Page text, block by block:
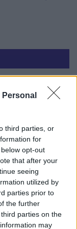
third parties, or
for
opt-out
that after your
seeing
utilized by
parties prior to
the further
parties on the
may
a